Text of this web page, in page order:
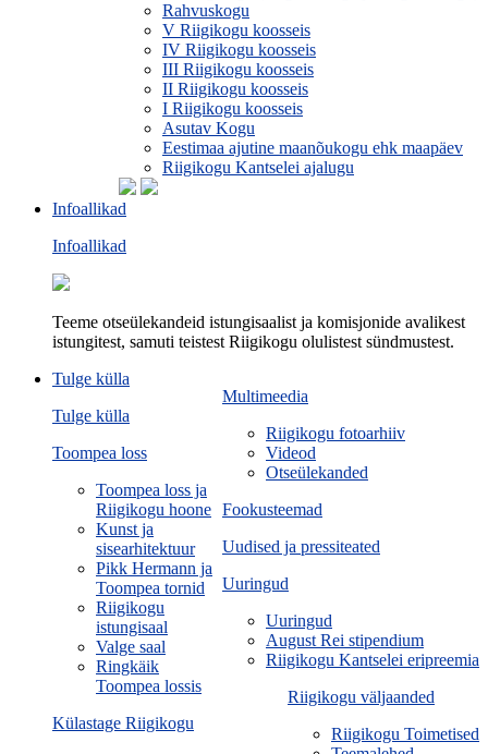
Rahvuskogu
V Riigikogu koosseis
IV Riigikogu koosseis
III Riigikogu koosseis
II Riigikogu koosseis
I Riigikogu koosseis
Asutav Kogu
Eestimaa ajutine maanõukogu ehk maapäev
Riigikogu Kantselei ajalugu
Infoallikad
Infoallikad
Teeme otseülekandeid istungisaalist ja komisjonide avalikest
istungitest, samuti teistest Riigikogu olulistest sündmustest.
Multimeedia
Riigikogu fotoarhiiv
Videod
Otseülekanded
Fookusteemad
Uudised ja pressiteated
Uuringud
Uuringud
August Rei stipendium
Riigikogu Kantselei eripreemia
Riigikogu väljaanded
Riigikogu Toimetised
Tulge külla
Tulge külla
Toompea loss
Toompea loss ja
Riigikogu hoone
Kunst ja
sisearhitektuur
Pikk Hermann ja
Toompea tornid
Riigikogu
istungisaal
Valge saal
Ringkäik
Toompea lossis
Külastage Riigikogu